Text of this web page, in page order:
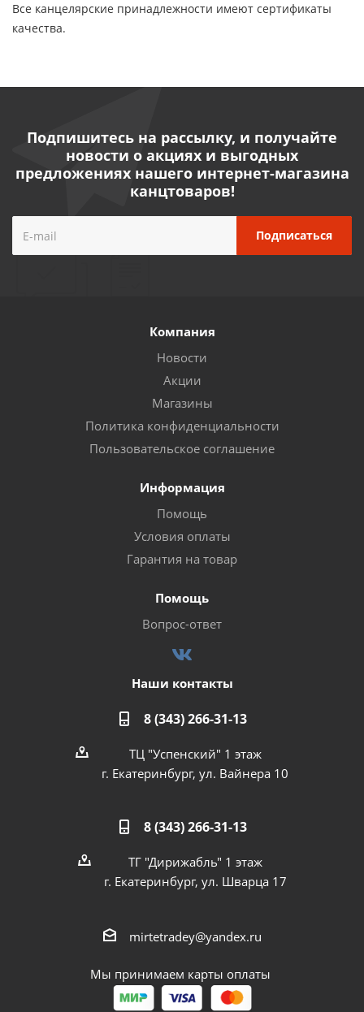
Все канцелярские принадлежности имеют сертификаты
качества.
Подпишитесь на рассылку, и получайте
новости о акциях и выгодных
предложениях нашего интернет-магазина
канцтоваров!
Компания
Новости
Акции
Магазины
Политика конфиденциальности
Пользовательское соглашение
Информация
Помощь
Условия оплаты
Гарантия на товар
Помощь
Вопрос-ответ
Наши контакты
8 (343) 266-31-13
ТЦ "Успенский" 1 этаж
г. Екатеринбург, ул. Вайнера 10
8 (343) 266-31-13
ТГ "Дирижабль" 1 этаж
г. Екатеринбург, ул. Шварца 17
mirtetradey@yandex.ru
Мы принимаем карты оплаты